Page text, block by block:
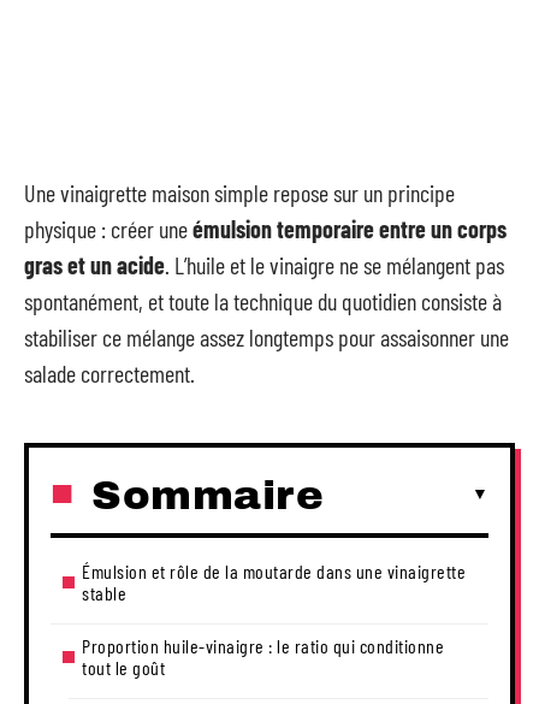
Une vinaigrette maison simple repose sur un principe
physique : créer uneémulsion temporaire entre un corps
gras et un acide. L’huile et le vinaigre ne se mélangent pas
spontanément, et toute la technique du quotidien consiste à
stabiliser ce mélange assez longtemps pour assaisonner une
salade correctement.
Sommaire
Émulsion et rôle de la moutarde dans une vinaigrette
stable
Proportion huile-vinaigre : le ratio qui conditionne
tout le goût